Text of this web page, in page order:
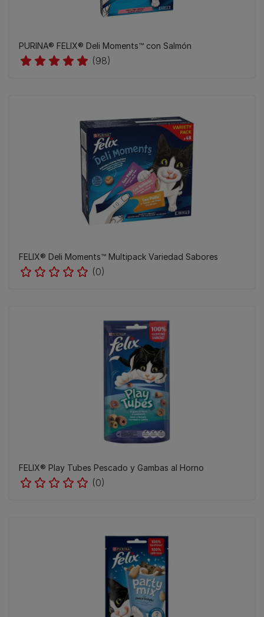
​PURINA® FELIX® Deli Moments™ con Salmón
(98)
FELIX® Deli Moments™ Multipack Variedad Sabores
(0)
FELIX® Play Tubes Pescado y Gambas al Horno
(0)